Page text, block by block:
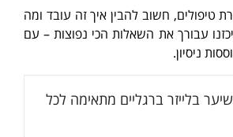
טיפולים, חשוב להבין איך זה עובד ומה
עבורך את השאלות הכי נפוצות – עם
ניסיון.
בלייזר ברגליים מתאימה לכל